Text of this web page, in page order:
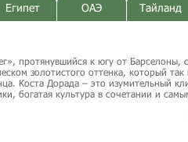
Египет ОАЭ Тайланд
протянувшийся к югу от Барселоны,
золотистого оттенка, который так
Коста Дорада – это изумительный
богатая культура в сочетании и